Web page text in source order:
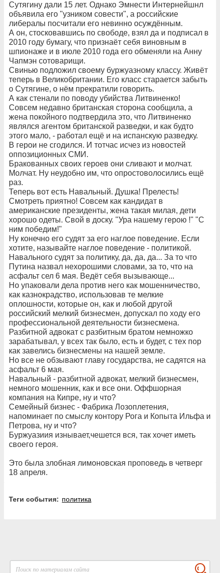
Сутягину дали 15 лет. Однако Эмнести Интернейшнл
объявила его "узником совести", а российские
либералы посчитали его невинно осуждённым.
А он, стосковавшись по свободе, взял да и подписал в
2010 году бумагу, что признаёт себя виновным в
шпионаже и в июле 2010 года его обменяли на Анну
Чапмэн сотоварищи.
Свинью подложил своему буржуазному классу. Живёт
теперь в Великобритании. Его класс старается забыть
о Сутягине, о нём прекратили говорить.
А как стенали по поводу убийства Литвиненко!
Совсем недавно британская сторона сообщила, а
жена покойного подтвердила это, что Литвиненко
являлся агентом британской разведки, и как будто
этого мало, - работал ещё и на испанскую разведку.
В герои не сгодился. И тотчас исчез из новостей
оппозиционных СМИ.
Бракованных своих героев они сливают и молчат.
Молчат. Ну неудобно им, что опростоволосились ещё
раз.
Теперь вот есть Навальный. Душка! Прелесть!
Смотреть приятно! Совсем как кандидат в
американские президенты, жена такая милая, дети
хорошо одеты. Свой в доску. "Ура нашему герою !" "С
ним победим!"
Ну конечно его судят за его наглое поведение. Если
хотите, называйте наглое поведение - политикой.
Навального судят за политику, да, да, да... За то что
Путина назвал нехорошими словами, за то, что на
асфальт сел 6 мая. Ведёт себя вызывающе...
Но упаковали дела против него как мошенничество,
как казнокрадство, использовав те мелкие
оплошности, которые он, как и любой другой
российский мелкий бизнесмен, допускал по ходу его
профессиональной деятельности бизнесмена.
Разбитной адвокат с разбитным братом немножко
зарабатывал, у всех так было, есть и будет, с тех пор
как завелись бизнесмены на нашей земле.
Но все не обзывают главу государства, не садятся на
асфальт 6 мая.
Навальный - разбитной адвокат, мелкий бизнесмен,
немного мошенник, как и все они. Оффшорная
компания на Кипре, ну и что?
Семейный бизнес - Фабрика Лозоплетения,
напоминает по смыслу контору Рога и Копыта Ильфа и
Петрова, ну и что?
Буржуазиия изнывает,чешется вся, так хочет иметь
своего героя.
Это была злобная лимоновская проповедь в четверг
18 апреля.
Теги события: политика